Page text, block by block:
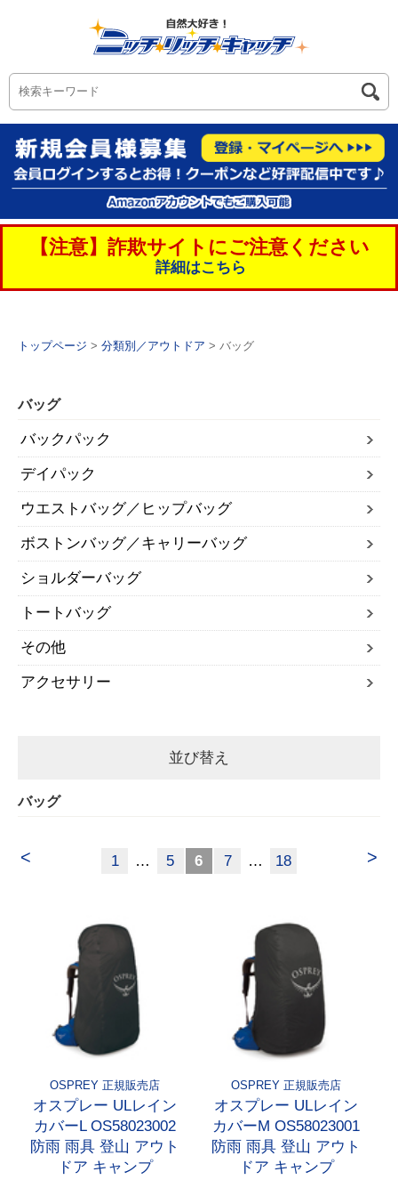
【注意】詐欺サイトにご注意ください
詳細はこちら
トップページ > 分類別／アウトドア > バッグ
バッグ
バックパック
デイパック
ウエストバッグ／ヒップバッグ
ボストンバッグ／キャリーバッグ
ショルダーバッグ
トートバッグ
その他
アクセサリー
並び替え
バッグ
< >
1 … 5 6 7 … 18
OSPREY 正規販売店
オスプレー ULレイン
カバーL OS58023002
防雨 雨具 登山 アウト
ドア キャンプ
OSPREY 正規販売店
オスプレー ULレイン
カバーM OS58023001
防雨 雨具 登山 アウト
ドア キャンプ